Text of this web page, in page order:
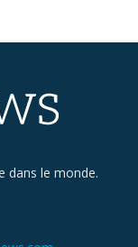
dans le monde.